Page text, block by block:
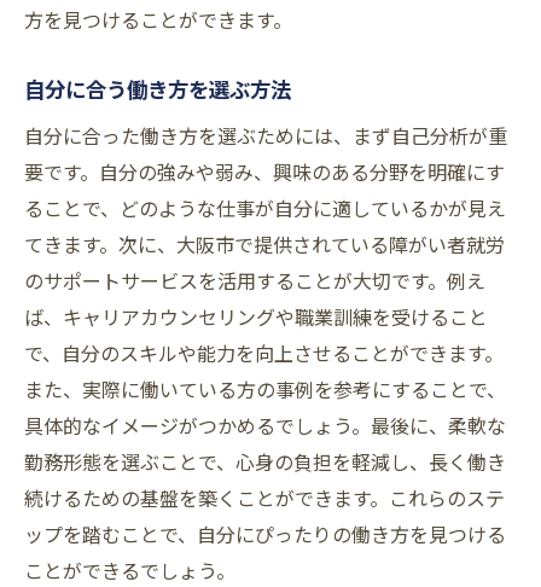
方を見つけることができます。
自分に合う働き方を選ぶ方法
自分に合った働き方を選ぶためには、まず自己分析が重
要です。自分の強みや弱み、興味のある分野を明確にす
ることで、どのような仕事が自分に適しているかが見え
てきます。次に、大阪市で提供されている障がい者就労
のサポートサービスを活用することが大切です。例え
ば、キャリアカウンセリングや職業訓練を受けること
で、自分のスキルや能力を向上させることができます。
また、実際に働いている方の事例を参考にすることで、
具体的なイメージがつかめるでしょう。最後に、柔軟な
勤務形態を選ぶことで、心身の負担を軽減し、長く働き
続けるための基盤を築くことができます。これらのステ
ップを踏むことで、自分にぴったりの働き方を見つける
ことができるでしょう。